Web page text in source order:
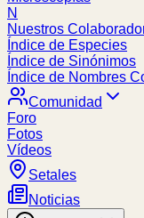
N
Nuestros
Índice de Especies
Índice de Sinónimos
Índice de Nombres
Comunidad
Foro
Fotos
Vídeos
Setales
Noticias